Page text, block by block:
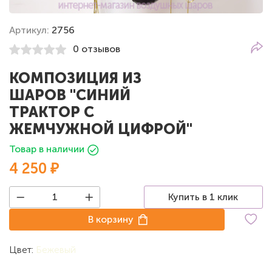
Артикул: 2756
0 отзывов
КОМПОЗИЦИЯ ИЗ
ШАРОВ "СИНИЙ
ТРАКТОР С
ЖЕМЧУЖНОЙ ЦИФРОЙ"
Товар в наличии
4 250 ₽
Купить в 1 клик
В корзину
Цвет: Бежевый